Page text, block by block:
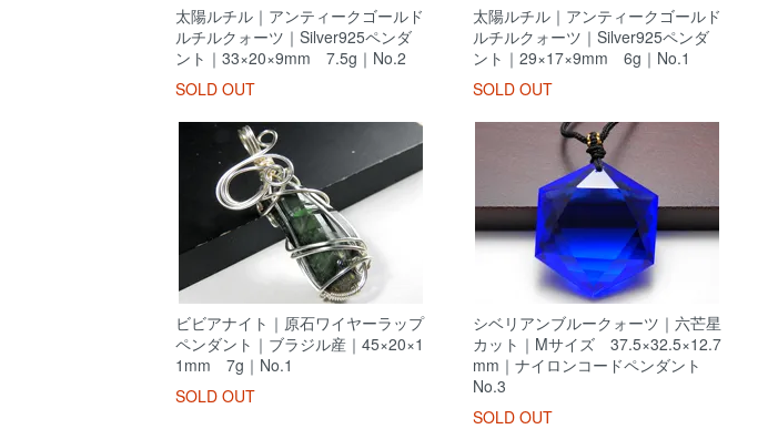
太陽ルチル｜アンティークゴールド
ルチルクォーツ｜Silver925ペンダ
ント｜33×20×9mm 7.5g｜No.2
SOLD OUT
太陽ルチル｜アンティークゴールド
ルチルクォーツ｜Silver925ペンダ
ント｜29×17×9mm 6g｜No.1
SOLD OUT
ビビアナイト｜原石ワイヤーラップ
ペンダント｜ブラジル産｜45×20×1
1mm 7g｜No.1
SOLD OUT
シベリアンブルークォーツ｜六芒星
カット｜Mサイズ 37.5×32.5×12.7
mm｜ナイロンコードペンダント
No.3
SOLD OUT